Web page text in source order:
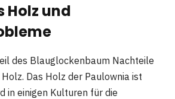
Holz und
des Blauglockenbaum Nachteile
Das Holz der Paulownia ist
in einigen Kulturen für die